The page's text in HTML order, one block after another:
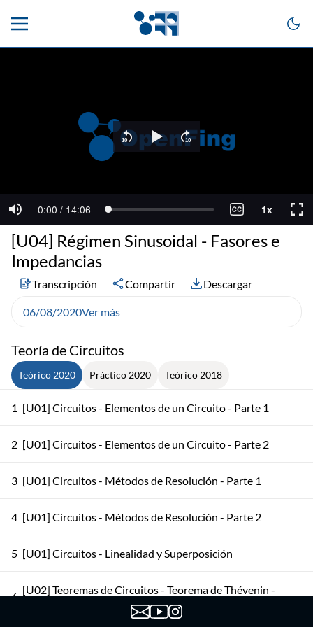
Teoría de Circuitos
Teórico 2020 Práctico 2020 Teórico 2018
1 [U01] Circuitos - Elementos de un Circuito - Parte 1
2 [U01] Circuitos - Elementos de un Circuito - Parte 2
3 [U01] Circuitos - Métodos de Resolución - Parte 1
4 [U01] Circuitos - Métodos de Resolución - Parte 2
5 [U01] Circuitos - Linealidad y Superposición
6 [U02] Teoremas de Circuitos - Teorema de Thévenin -
[U04] Régimen Sinusoidal - Fasores e
Impedancias
Transcripción Compartir Descargar
06/08/2020Ver más